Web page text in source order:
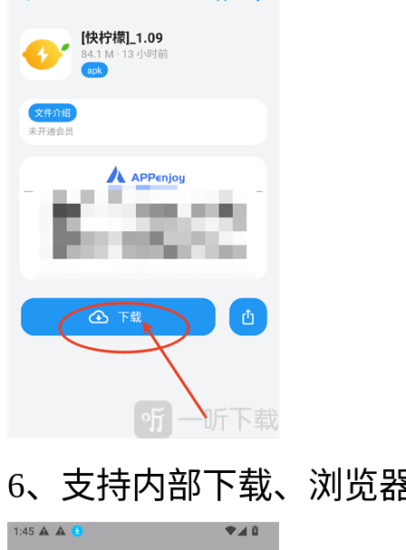
6、支持内部下载、浏览